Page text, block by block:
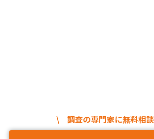
\ 調査の専門家に無料相